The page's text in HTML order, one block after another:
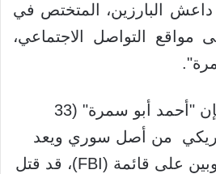
البارزين، المتختص في
مواقع التواصل الاجتماعي،
وبحسب الصحيفة، فإن "أحمد أبو سمرة" (33
من أصل سوري ويعد
أحد أهم عشرة مطلوبين على قائمة (FBI)، قد قتل